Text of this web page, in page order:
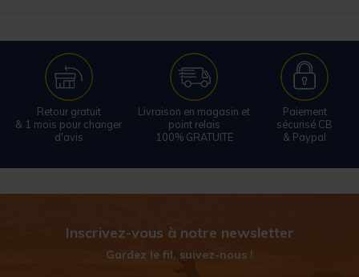
Retour gratuit
& 1 mois pour changer
d'avis
Livraison en magasin et
point relais
100% GRATUITE
Paiement
sécurisé CB
& Paypal
Inscrivez-vous à notre newsletter
Gardez le fil, suivez-nous !